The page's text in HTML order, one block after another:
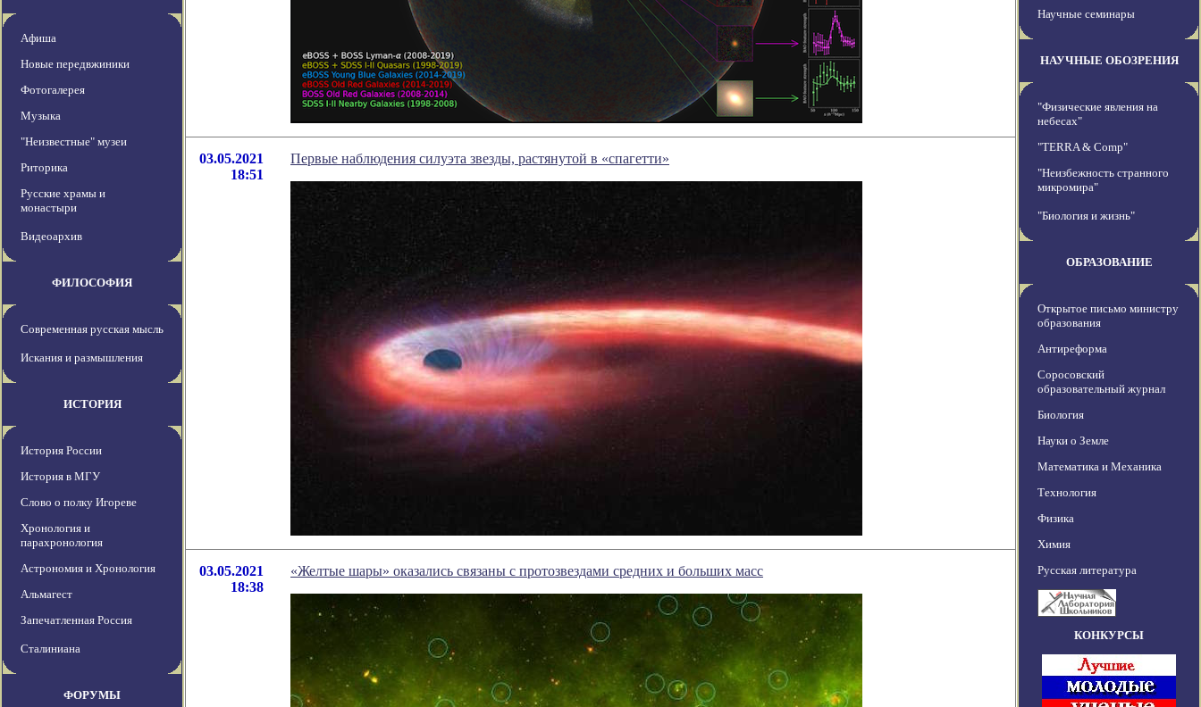
Афиша
Новые передвжиники
Фотогалерея
Музыка
"Неизвестные" музеи
Риторика
Русские храмы и
монастыри
Видеоархив
ФИЛОСОФИЯ
Современная русская мысль
Искания и размышления
ИСТОРИЯ
История России
История в МГУ
Слово о полку Игореве
Хронология и
парахронология
Астрономия и Хронология
Альмагест
Запечатленная Россия
Сталиниана
ФОРУМЫ
03.05.2021
18:51
Первые наблюдения силуэта звезды, растянутой в «спагетти»
03.05.2021
18:38
«Желтые шары» оказались связаны с протозвездами средних и больших масс
Научные семинары
НАУЧНЫЕ ОБОЗРЕНИЯ
"Физические явления на
небесах"
"TERRA & Comp"
"Неизбежность странного
микромира"
"Биология и жизнь"
ОБРАЗОВАНИЕ
Открытое письмо министру
образования
Антиреформа
Соросовский
образовательный журнал
Биология
Науки о Земле
Математика и Механика
Технология
Физика
Химия
Русская литература
КОНКУРСЫ